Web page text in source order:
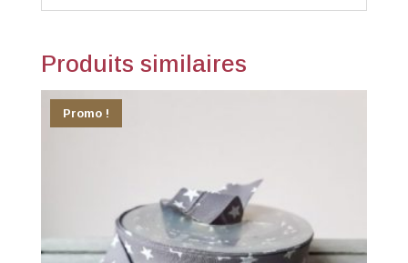
Produits similaires
Promo !